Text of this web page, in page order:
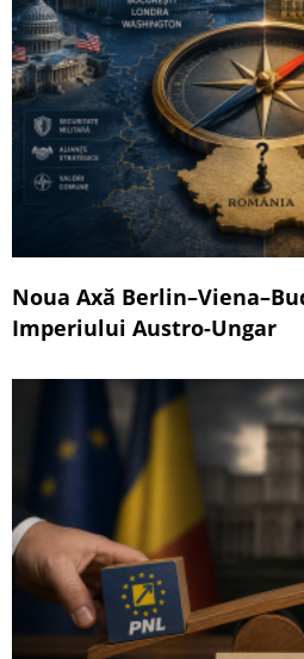
Noua Axă
Imperiului Austro-Ungar